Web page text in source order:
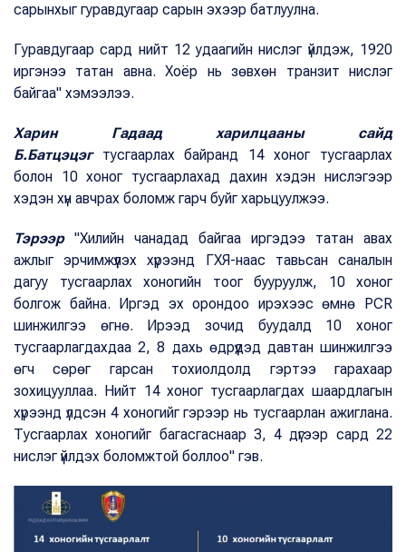
сарынхыг гуравдугаар сарын эхээр батлуулна.
Гуравдугаар сард нийт 12 удаагийн нислэг үйлдэж, 1920
иргэнээ татан авна. Хоёр нь зөвхөн транзит нислэг
байгаа" хэмээлээ.
Харин Гадаад харилцааны сайд
Б.Батцэцэг тусгаарлах байранд 14 хоног тусгаарлах
болон 10 хоног тусгаарлахад дахин хэдэн нислэгээр
хэдэн хүн авчрах боломж гарч буйг харьцуулжээ.
Тэрээр "Хилийн чанадад байгаа иргэдээ татан авах
ажлыг эрчимжүүлэх хүрээнд ГХЯ-наас тавьсан саналын
дагуу тусгаарлах хоногийн тоог бууруулж, 10 хоног
болгож байна. Иргэд эх орондоо ирэхээс өмнө PCR
шинжилгээ өгнө. Ирээд зочид буудалд 10 хоног
тусгаарлагдахдаа 2, 8 дахь өдрүүдэд давтан шинжилгээ
өгч сөрөг гарсан тохиолдолд гэртээ гарахаар
зохицууллаа. Нийт 14 хоног тусгаарлагдах шаардлагын
хүрээнд үлдсэн 4 хоногийг гэрээр нь тусгаарлан ажиглана.
Тусгаарлах хоногийг багасгаснаар 3, 4 дүгээр сард 22
нислэг үйлдэх боломжтой боллоо" гэв.